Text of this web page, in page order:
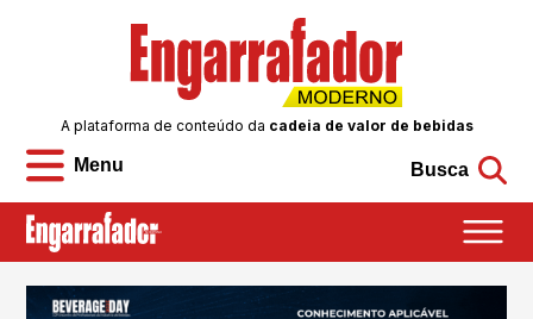
Menu
A plataforma de conteúdo da cadeia de valor de bebidas
Busca